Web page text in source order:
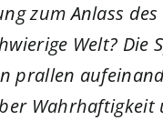
zum Anlass
Welt? Die
prallen